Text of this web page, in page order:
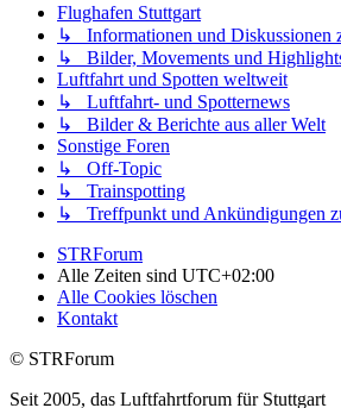
Flughafen Stuttgart
↳ Informationen und Diskussionen
↳ Bilder, Movements und
Luftfahrt und Spotten weltweit
↳ Luftfahrt- und Spotternews
↳ Bilder & Berichte aus aller Welt
Sonstige Foren
↳ Off-Topic
↳ Trainspotting
↳ Treffpunkt und Ankündigungen
STRForum
Alle Zeiten sind UTC+02:00
Alle Cookies löschen
Kontakt
© STRForum
Seit 2005, das Luftfahrtforum für Stuttgart